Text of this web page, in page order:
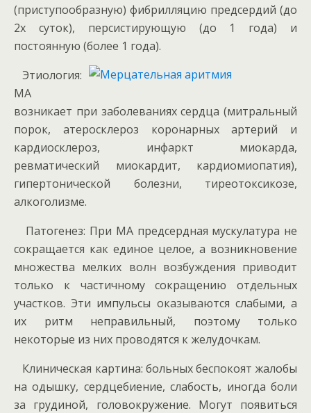
(приступообразную) фибрилляцию предсердий (до
2х суток), персистирующую (до 1 года) и
постоянную (более 1 года).
Этиология:
МА
возникает при заболеваниях сердца (митральный
порок, атеросклероз коронарных артерий и
кардиосклероз, инфаркт миокарда,
ревматический миокардит, кардиомиопатия),
гипертонической болезни, тиреотоксикозе,
алкоголизме.
Патогенез: При МА предсердная мускулатура не
сокращается как единое целое, а возникновение
множества мелких волн возбуждения приводит
только к частичному сокращению отдельных
участков. Эти импульсы оказываются слабыми, а
их ритм неправильный, поэтому только
некоторые из них проводятся к желудочкам.
Клиническая картина: больных беспокоят жалобы
на одышку, сердцебиение, слабость, иногда боли
за грудиной, головокружение. Могут появиться